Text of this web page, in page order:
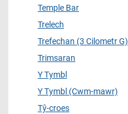
Temple Bar
Trelech
Trefechan (3 Cilometr G)
Trimsaran
Y Tymbl
Y Tymbl (Cwm-mawr)
Tŷ-croes